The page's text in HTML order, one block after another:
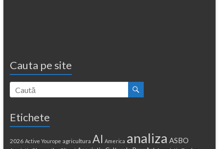
Cauta pe site
Etichete
2026 Active Yourope agricultura AI America analiza ASBO